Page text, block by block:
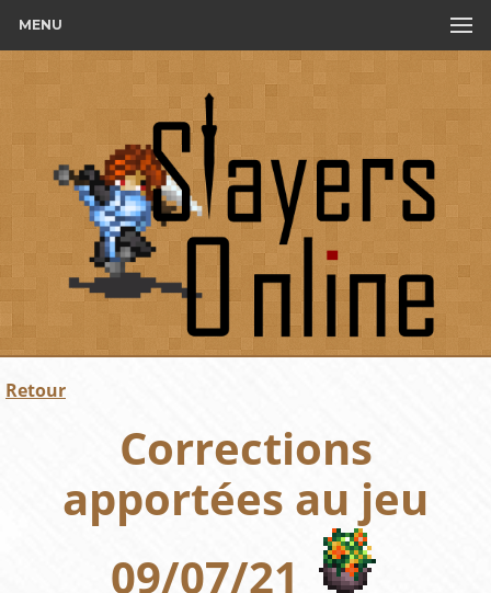
MENU
Retour
Corrections
apportées au jeu
09/07/21